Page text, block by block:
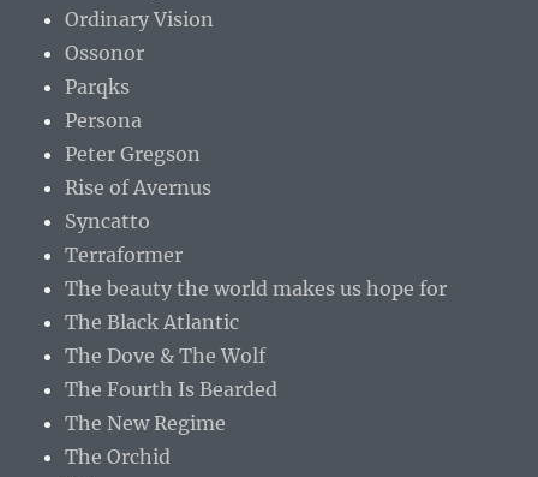
Ordinary Vision
Ossonor
Parqks
Persona
Peter Gregson
Rise of Avernus
Syncatto
Terraformer
The beauty the world makes us hope for
The Black Atlantic
The Dove & The Wolf
The Fourth Is Bearded
The New Regime
The Orchid